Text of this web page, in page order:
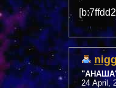
24 April,